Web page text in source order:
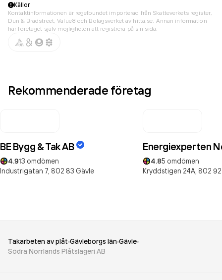
Källor
Kontaktinformationen är regelbundet importerad från Skatteverkets register,
Dun & Bradstreet, Value8 och Bolagsverket av hitta.se. Annan information
har företaget själv möjligheten att registrera på sin sida.
Rekommenderade företag
BE Bygg & Tak AB
4.913 omdömen
Industrigatan 7, 802 83 Gävle
Energiexperten
4.85 omdömen
Kryddstigen 24A, 802 92
Takarbeten av plåt Gävleborgs län Gävle
Södra Norrlands Plåtslageri AB